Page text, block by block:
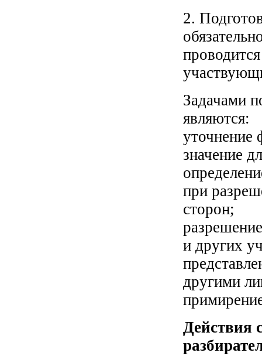
2.
Задачами
являются:
уточнение
значение
при
сторон;
и других
другими
Действия